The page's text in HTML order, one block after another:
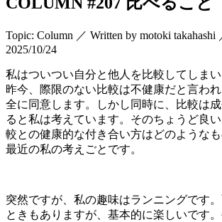
Topic: Column ／ Written by motoki takahashi
2025/10/24
私はついつい自分と他人を比較してしまい
昨今、際限のない比較は不健康だと言わ
全に同意します。しかし同時に、比較は
ると私は考えています。そのちょうど良
較との健康的な付き合い方はどのような
最近の私の考えごとです。
突然ですが、私の趣味はランニングです
ときもありますが、基本的に楽しいです。